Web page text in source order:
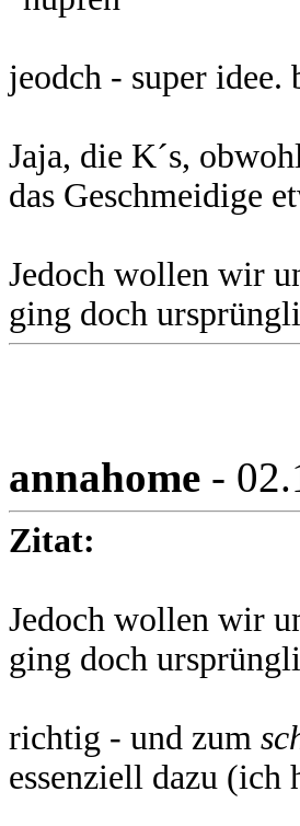
jeodch - super
Jaja, die K´s,
das Geschmeidige
Jedoch wollen wir
ging doch
annahome -
Zitat:
Jedoch wollen wir
ging doch
richtig - und zum
essenziell dazu (ich